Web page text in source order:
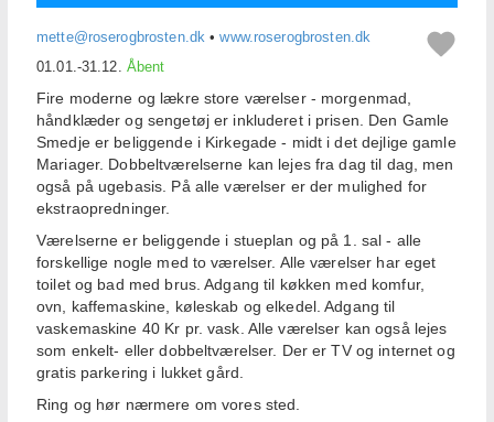
mette@roserogbrosten.dk •www.roserogbrosten.dk
01.01.-31.12. Åbent
Fire moderne og lækre store værelser - morgenmad,
håndklæder og sengetøj er inkluderet i prisen. Den Gamle
Smedje er beliggende i Kirkegade - midt i det dejlige gamle
Mariager. Dobbeltværelserne kan lejes fra dag til dag, men
også på ugebasis. På alle værelser er der mulighed for
ekstraopredninger.
Værelserne er beliggende i stueplan og på 1. sal - alle
forskellige nogle med to værelser. Alle værelser har eget
toilet og bad med brus. Adgang til køkken med komfur,
ovn, kaffemaskine, køleskab og elkedel. Adgang til
vaskemaskine 40 Kr pr. vask. Alle værelser kan også lejes
som enkelt- eller dobbeltværelser. Der er TV og internet og
gratis parkering i lukket gård.
Ring og hør nærmere om vores sted.